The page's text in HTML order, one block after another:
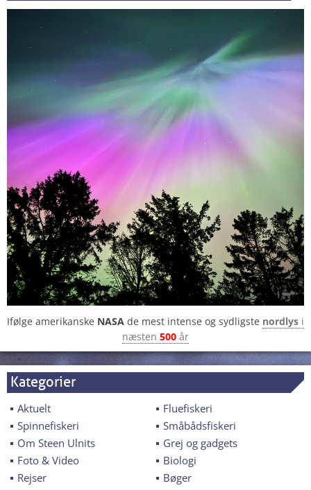
Ifølge amerikanske NASA de mest intense og sydligste nordlys i
næsten 500 år
Kategorier
Aktuelt
Fluefiskeri
Spinnefiskeri
Småbådsfiskeri
Om Steen Ulnits
Grej og gadgets
Foto & Video
Biologi
Rejser
Bøger